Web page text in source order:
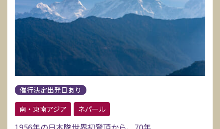
催行決定出発日あり
南・東南アジア
ネパール